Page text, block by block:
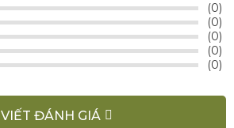
(0)
(0)
(0)
(0)
(0)
VIẾT ĐÁNH GIÁ